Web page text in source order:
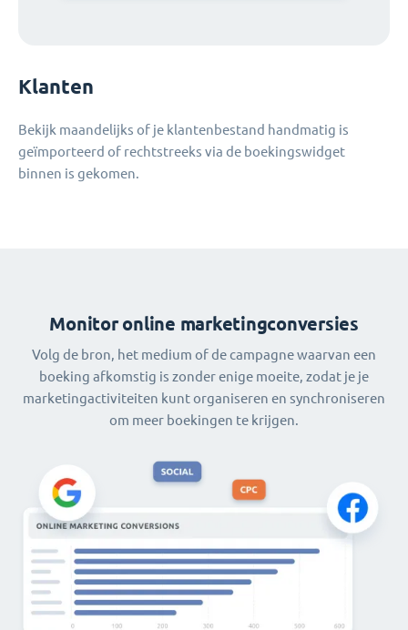
Klanten
Bekijk maandelijks of je klantenbestand handmatig is
geïmporteerd of rechtstreeks via de boekingswidget
binnen is gekomen.
Monitor online marketingconversies
Volg de bron, het medium of de campagne waarvan een
boeking afkomstig is zonder enige moeite, zodat je je
marketingactiviteiten kunt organiseren en synchroniseren
om meer boekingen te krijgen.